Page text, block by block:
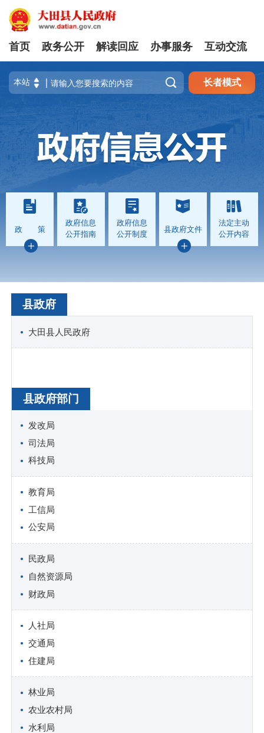
首页 政务公开 解读回应 办事服务 互动交流
 长者模式
政 策
政府信息
公开指南
政府信息
公开制度
县政府文件
法定主动
公开内容
县政府
大田县人民政府
县政府部门
发改局
司法局
科技局
教育局
工信局
公安局
民政局
自然资源局
财政局
人社局
交通局
住建局
林业局
农业农村局
水利局